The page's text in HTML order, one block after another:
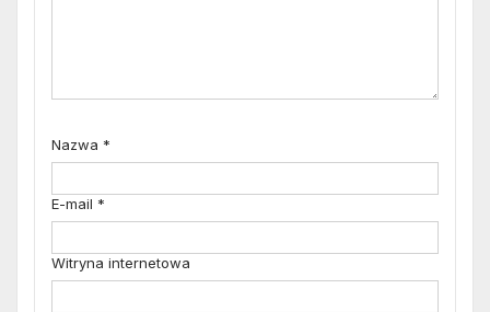
Nazwa *
E-mail *
Witryna internetowa